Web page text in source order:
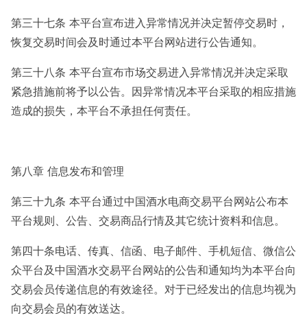
第三十七条 本平台宣布进入异常情况并决定暂停交易时，
恢复交易时间会及时通过本平台网站进行公告通知。
第三十八条 本平台宣布市场交易进入异常情况并决定采取
紧急措施前将予以公告。因异常情况本平台采取的相应措施
造成的损失，本平台不承担任何责任。
第八章 信息发布和管理
第三十九条 本平台通过中国酒水电商交易平台网站公布本
平台规则、公告、交易商品行情及其它统计资料和信息。
第四十条电话、传真、信函、电子邮件、手机短信、微信公
众平台及中国酒水交易平台网站的公告和通知均为本平台向
交易会员传递信息的有效途径。对于已经发出的信息均视为
向交易会员的有效送达。